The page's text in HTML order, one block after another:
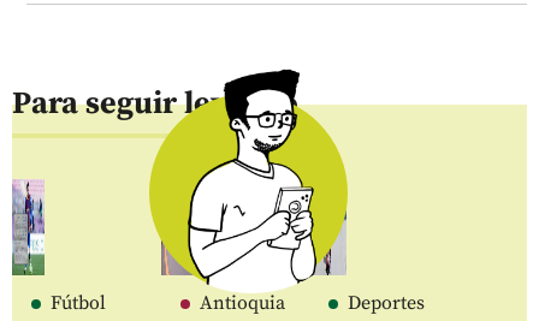
Para seguir leyendo
Fútbol Antioquia Deportes